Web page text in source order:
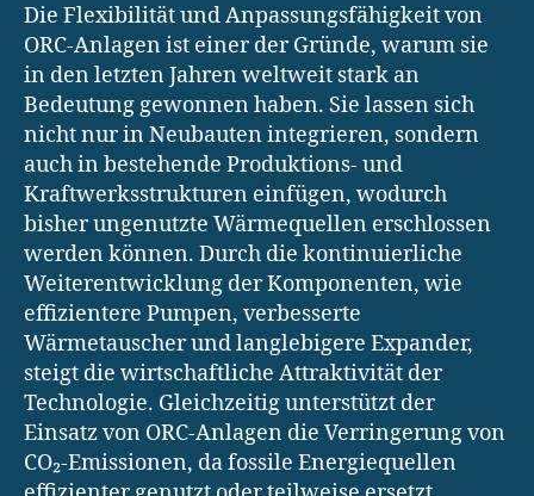
Die Flexibilität und Anpassungsfähigkeit von
ORC-Anlagen ist einer der Gründe, warum sie
in den letzten Jahren weltweit stark an
Bedeutung gewonnen haben. Sie lassen sich
nicht nur in Neubauten integrieren, sondern
auch in bestehende Produktions- und
Kraftwerksstrukturen einfügen, wodurch
bisher ungenutzte Wärmequellen erschlossen
werden können. Durch die kontinuierliche
Weiterentwicklung der Komponenten, wie
effizientere Pumpen, verbesserte
Wärmetauscher und langlebigere Expander,
steigt die wirtschaftliche Attraktivität der
Technologie. Gleichzeitig unterstützt der
Einsatz von ORC-Anlagen die Verringerung von
CO₂-Emissionen, da fossile Energiequellen